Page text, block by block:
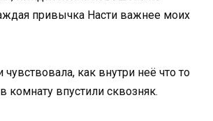
привычка Насти важнее моих
как внутри неё что то
комнату впустили сквозняк.